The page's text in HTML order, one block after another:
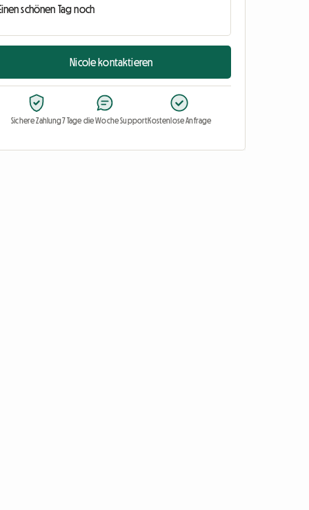
Nicole kontaktieren
Sichere Zahlung7 Tage die Woche SupportKostenlose Anfrage